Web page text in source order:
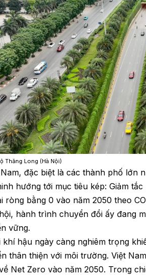
Thăng Long (Hà Nội)
đặc biệt là các thành phố lớn
hướng tới mục tiêu kép: Giảm
ròng bằng 0 vào năm 2050 theo
hành trình chuyển đổi ấy đang
vững.
khí hậu ngày càng nghiêm trọng
thân thiện với môi trường. Việt
Net Zero vào năm 2050. Trong